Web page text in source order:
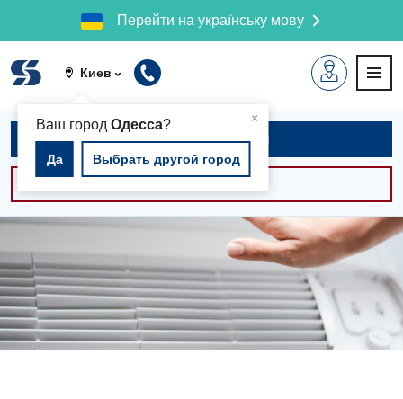
Перейти на українську мову
Киев
×
Ваш город Одесса?
Да Выбрать другой город
Записаться на приём